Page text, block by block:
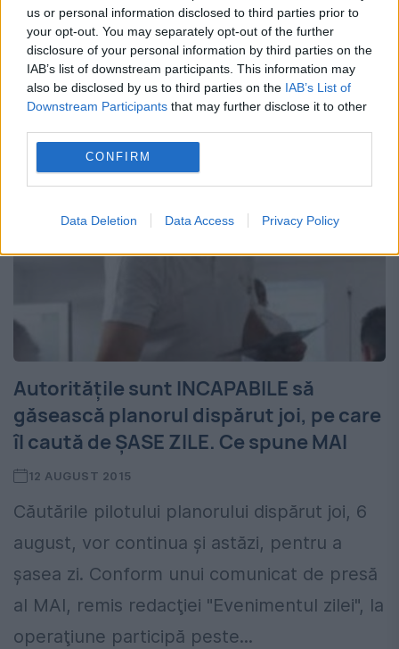
us or personal information disclosed to third parties prior to
your opt-out. You may separately opt-out of the further
disclosure of your personal information by third parties on the
IAB’s list of downstream participants. This information may
also be disclosed by us to third parties on the IAB’s List of
Downstream Participants that may further disclose it to other
CONFIRM
Data Deletion Data Access Privacy Policy
dispoziția autorităților în mod voluntar,
începând cu data de 11 august, avionul fără
pilot Hirrus,...
Autorităţile sunt INCAPABILE să
găsească planorul dispărut joi, pe care
îl caută de ŞASE ZILE. Ce spune MAI
12 AUGUST 2015
Căutările pilotului planorului dispărut joi, 6
august, vor continua şi astăzi, pentru a
şasea zi. Conform unui comunicat de presă
al MAI, remis redacţiei "Evenimentul zilei", la
operaţiune participă peste...